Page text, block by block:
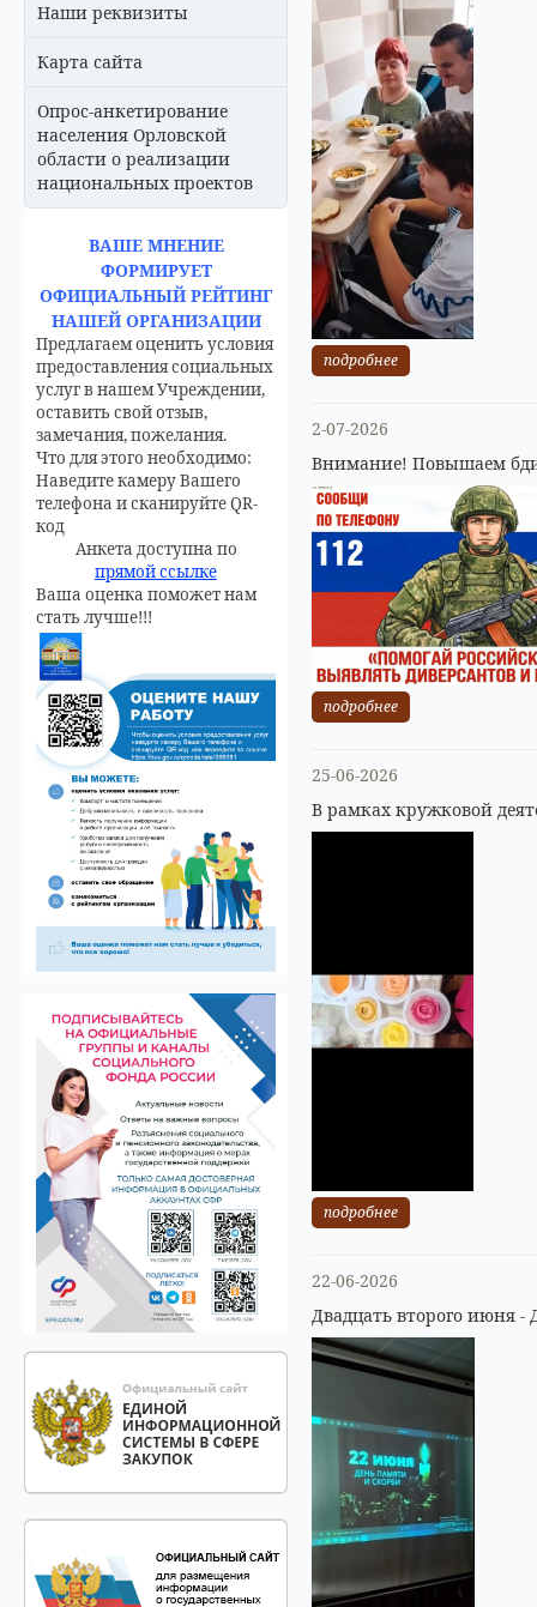
Наши реквизиты
Карта сайта
Опрос-анкетирование
населения Орловской
области о реализации
национальных проектов
ВАШЕ МНЕНИЕ
ФОРМИРУЕТ
ОФИЦИАЛЬНЫЙ РЕЙТИНГ
НАШЕЙ ОРГАНИЗАЦИИ
Предлагаем оценить условия
предоставления социальных
услуг в нашем Учреждении,
оставить свой отзыв,
замечания, пожелания.
Что для этого необходимо:
Наведите камеру Вашего
телефона и сканируйте QR-
код
Анкета доступна по
прямой ссылке
Ваша оценка поможет нам
стать лучше!!!
подробнее
2-07-2026
Внимание! Повышаем
подробнее
25-06-2026
В рамках кружковой
подробнее
22-06-2026
Двадцать второго июня -